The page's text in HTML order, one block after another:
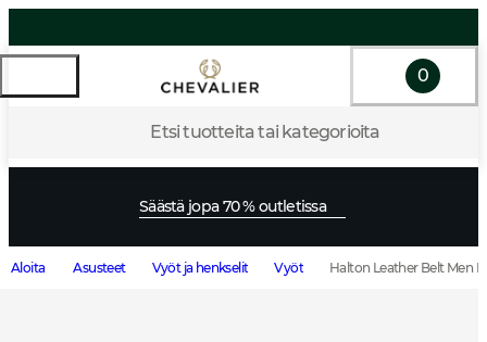
Etsi tuotteita tai kategorioita
0
Säästä jopa 70 % outletissa
Aloita Asusteet Vyöt ja henkselit Vyöt Halton Leather Belt Men